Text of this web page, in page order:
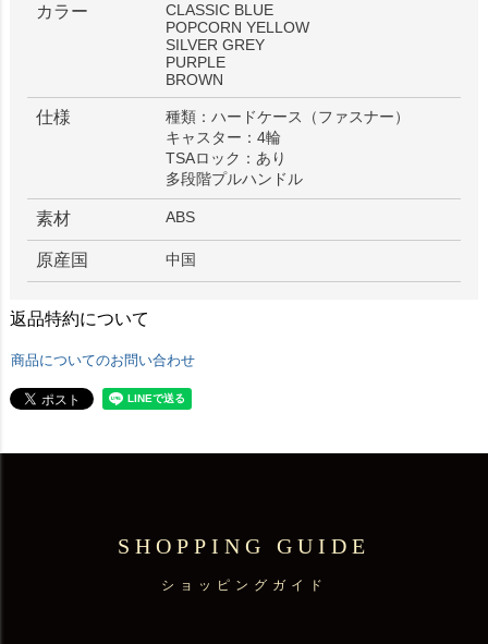
カラー
CLASSIC BLUE
POPCORN YELLOW
SILVER GREY
PURPLE
BROWN
仕様
種類：ハードケース（ファスナー）
キャスター：4輪
TSAロック：あり
多段階プルハンドル
素材 ABS
原産国 中国
返品特約について
商品についてのお問い合わせ
SHOPPING GUIDE
ショッピングガイド